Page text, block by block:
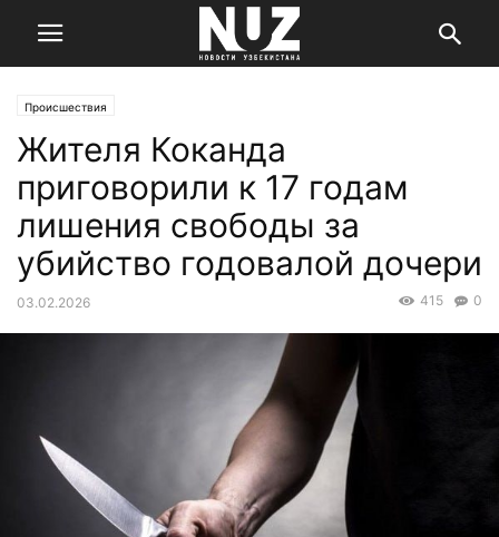
Происшествия
Жителя Коканда
приговорили к 17 годам
лишения свободы за
убийство годовалой дочери
03.02.2026 0
415